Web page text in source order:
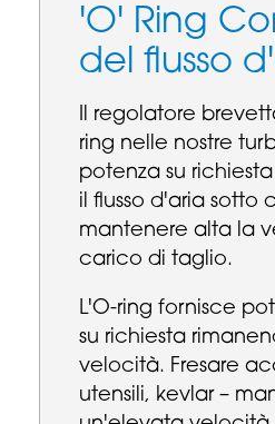
'O' Ring
del flusso
Il regolatore
ring nelle nostre
potenza su
il flusso d'aria sotto
mantenere alta la
carico di taglio.
L'O-ring fornisce
su richiesta
velocità. Fresare
utensili, kevlar –